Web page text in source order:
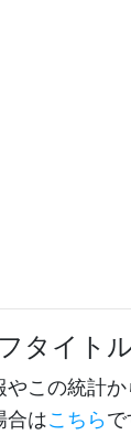
タイト
この統計
合はこちらで